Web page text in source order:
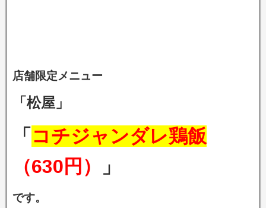
店舗限定メニュー
「松屋」
「 コチジャンダレ鶏飯
（630円）
」
です。